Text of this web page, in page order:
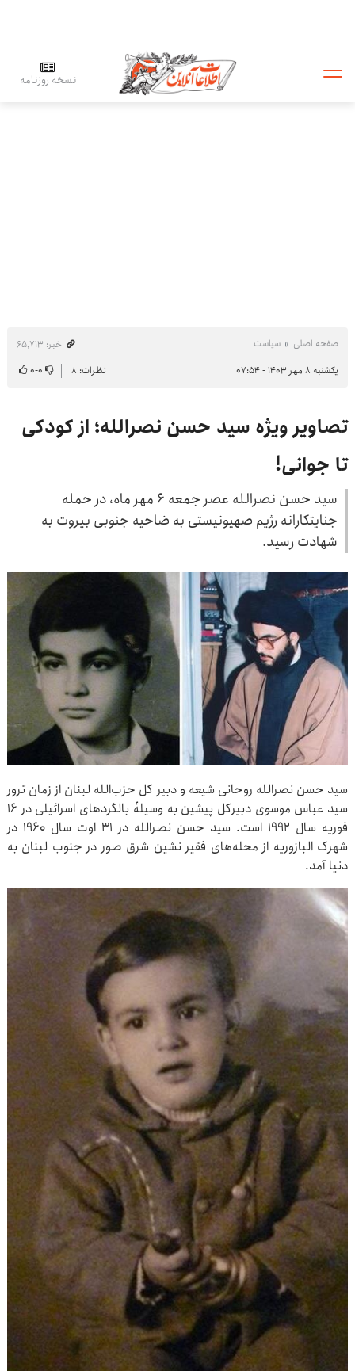
نسخه روزنامه
صفحه اصلی سیاست
خبر: ۶۵٬۷۱۳
یکشنبه ۸ مهر ۱۴۰۳ - ۰۷:۵۴
نظرات: ۸ ۰-۰
تصاویر ویژه سید حسن نصرالله؛ از کودکی
تا جوانی!
سید حسن نصرالله عصر جمعه ۶ مهر ماه، در حمله
جنایتکارانه رژیم صهیونیستی به ضاحیه جنوبی بیروت به
شهادت رسید.
سید حسن نصرالله روحانی شیعه و دبیر کل حزب‌الله لبنان از زمان ترور
سید عباس موسوی دبیرکل پیشین به وسیلهٔ بالگردهای اسرائیلی در ۱۶
فوریه سال ۱۹۹۲ است. سید حسن نصرالله در ۳۱ اوت سال ۱۹۶۰ در
شهرک البازوریه از محله‌های فقیر نشین شرق صور در جنوب لبنان به
دنیا آمد.